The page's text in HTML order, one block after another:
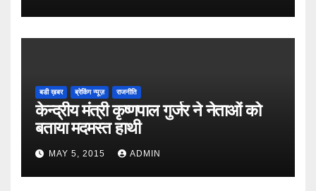
बडी ख़बर ब्रेकिंग न्यूज़ राजनीति
केन्द्रीय मंत्री कृष्णपाल गुर्जर ने नेताओं को
बताया मदमस्त हाथी
MAY 5, 2015 ADMIN